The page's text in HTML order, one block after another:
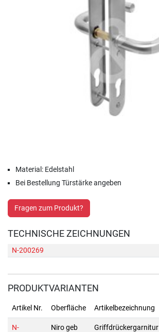
Material: Edelstahl
Bei Bestellung Türstärke angeben
Fragen zum Produkt?
TECHNISCHE ZEICHNUNGEN
N-200269
PRODUKTVARIANTEN
Artikel Nr. Oberfläche Artikelbezeichnung
N-
Niro geb
Griffdrückergarnitur